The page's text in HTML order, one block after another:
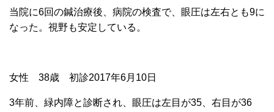
当院に6回の鍼治療後、病院の検査で、眼圧は左右とも9に
なった。視野も安定している。
女性 38歳 初診2017年6月10日
3年前、緑内障と診断され、眼圧は左目が35、右目が36